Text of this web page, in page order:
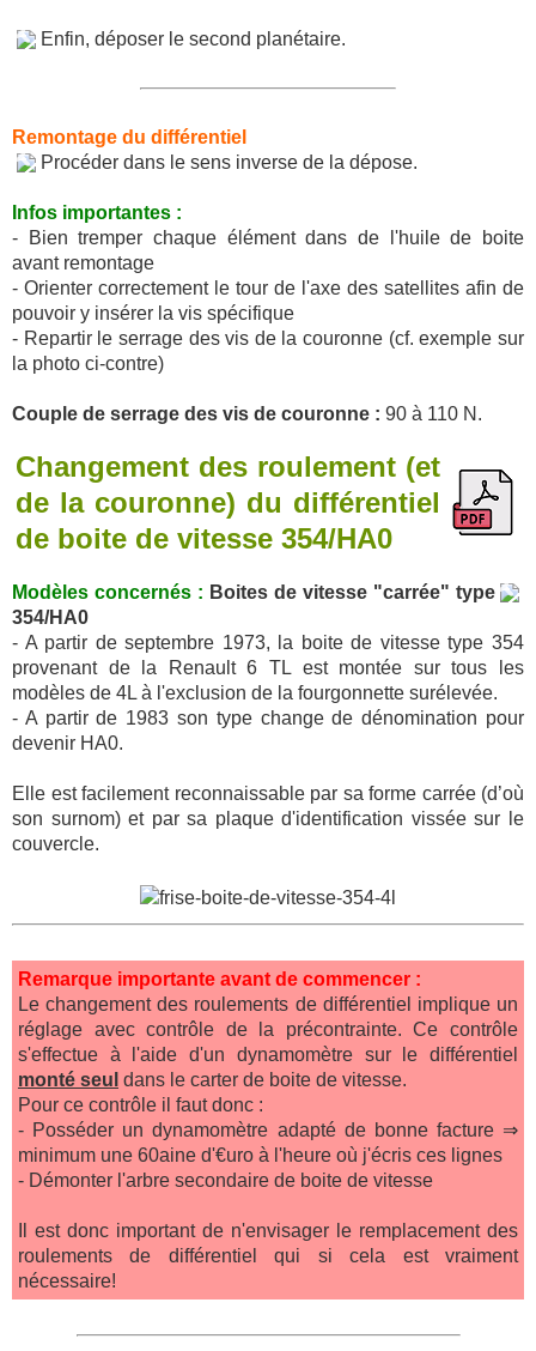
Enfin, déposer le second planétaire.
Remontage du différentiel
Procéder dans le sens inverse de la dépose.
Infos importantes :
- Bien tremper chaque élément dans de l'huile de boite
avant remontage
- Orienter correctement le tour de l'axe des satellites afin de
pouvoir y insérer la vis spécifique
- Repartir le serrage des vis de la couronne (cf. exemple sur
la photo ci-contre)
Couple de serrage des vis de couronne : 90 à 110 N.
Changement des roulement (et
de la couronne) du différentiel
de boite de vitesse 354/HA0
Modèles concernés : Boites de vitesse "carrée" type
354/HA0
- A partir de septembre 1973, la boite de vitesse type 354
provenant de la Renault 6 TL est montée sur tous les
modèles de 4L à l'exclusion de la fourgonnette surélevée.
- A partir de 1983 son type change de dénomination pour
devenir HA0.
Elle est facilement reconnaissable par sa forme carrée (d’où
son surnom) et par sa plaque d'identification vissée sur le
couvercle.
Remarque importante avant de commencer :
Le changement des roulements de différentiel implique un
réglage avec contrôle de la précontrainte. Ce contrôle
s'effectue à l'aide d'un dynamomètre sur le différentiel
monté seul dans le carter de boite de vitesse.
Pour ce contrôle il faut donc :
- Posséder un dynamomètre adapté de bonne facture ⇒
minimum une 60aine d'€uro à l'heure où j'écris ces lignes
- Démonter l'arbre secondaire de boite de vitesse
Il est donc important de n'envisager le remplacement des
roulements de différentiel qui si cela est vraiment
nécessaire!